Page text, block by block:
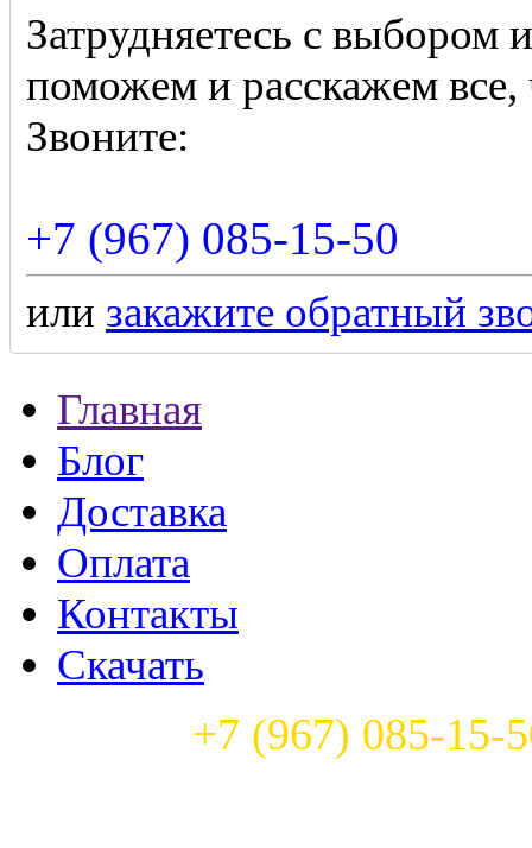
Затрудняетесь с
поможем и расскажем все,
Звоните:
+7 (967) 085-15-50
или закажите обратный
Главная
Блог
Доставка
Оплата
Контакты
Скачать
+7 (967) 085-15-